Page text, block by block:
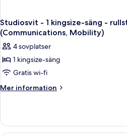
Studiosvit - 1 kingsize-säng -
(Communications, Mobility)
4 sovplatser
1 kingsize-säng
Gratis wi-fi
Mer information
Mer
-